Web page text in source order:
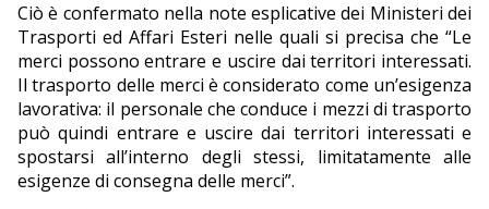
Ciò è confermato nella note esplicative dei Ministeri dei
Trasporti ed Affari Esteri nelle quali si precisa che “Le
merci possono entrare e uscire dai territori interessati.
Il trasporto delle merci è considerato come un’esigenza
lavorativa: il personale che conduce i mezzi di trasporto
può quindi entrare e uscire dai territori interessati e
spostarsi all’interno degli stessi, limitatamente alle
esigenze di consegna delle merci”.